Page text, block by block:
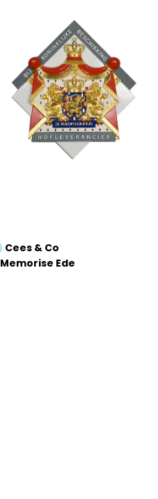
Cees & Co
Memorise Ede